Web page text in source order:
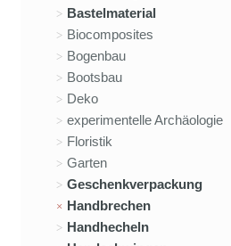
Bastelmaterial
Biocomposites
Bogenbau
Bootsbau
Deko
experimentelle Archäologie
Floristik
Garten
Geschenkverpackung
Handbrechen
Handhecheln